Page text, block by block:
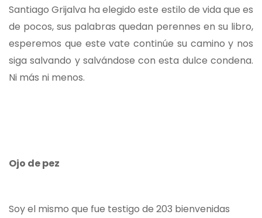
Santiago Grijalva ha elegido este estilo de vida que es
de pocos, sus palabras quedan perennes en su libro,
esperemos que este vate continúe su camino y nos
siga salvando y salvándose con esta dulce condena.
Ni más ni menos.
Ojo de pez
Soy el mismo que fue testigo de 203 bienvenidas